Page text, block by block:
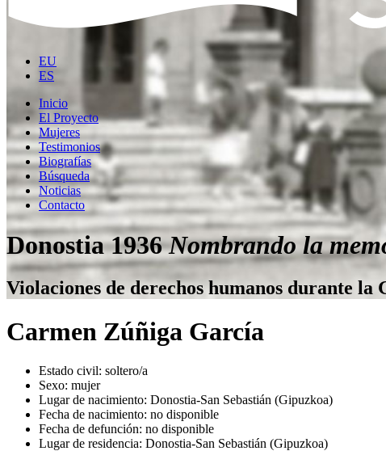
EU
ES
Inicio
El Proyecto
Mujeres
Testimonios
Biografías
Búsqueda
Noticias
Contacto
Donostia 1936Nombrando la
Violaciones de derechos humanos durante
Carmen Zúñiga García
Estado civil: soltero/a
Sexo: mujer
Lugar de nacimiento: Donostia-San Sebastián (Gipuzkoa)
Fecha de nacimiento: no disponible
Fecha de defunción: no disponible
Lugar de residencia: Donostia-San Sebastián (Gipuzkoa)